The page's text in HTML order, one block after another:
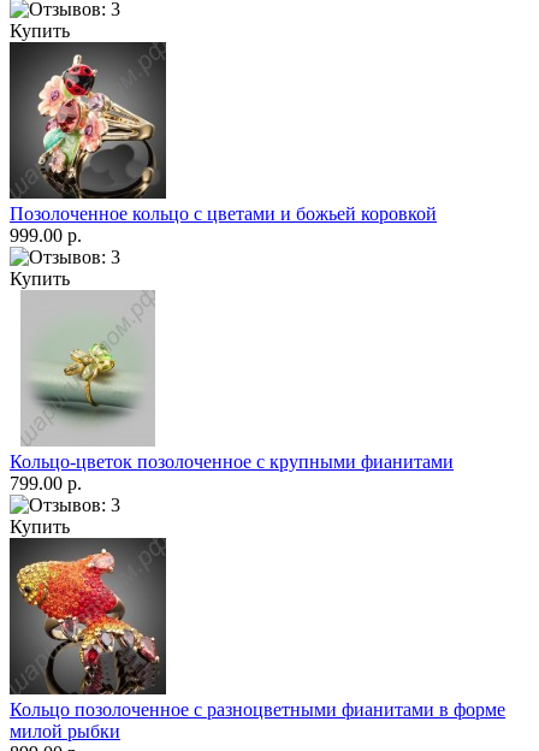
Купить
Позолоченное кольцо с цветами и божьей коровкой
999.00 р.
Купить
Кольцо-цветок позолоченное с крупными фианитами
799.00 р.
Купить
Кольцо позолоченное с разноцветными фианитами в форме
милой рыбки